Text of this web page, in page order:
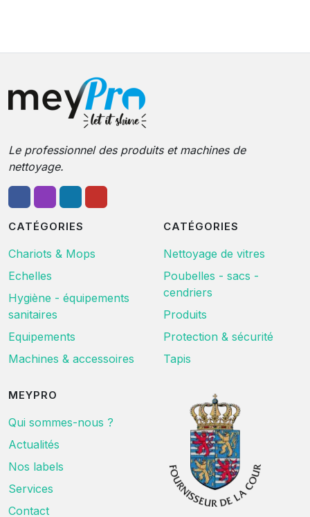
Le professionnel des produits et machines de
nettoyage.
CATÉGORIES
Chariots & Mops
Echelles
Hygiène - équipements
sanitaires
Equipements
Machines & accessoires
CATÉGORIES
Nettoyage de vitres
Poubelles - sacs -
cendriers
Produits
Protection & sécurité
Tapis
MEYPRO
Qui sommes-nous ?
Actualités
Nos labels
Services
Contact